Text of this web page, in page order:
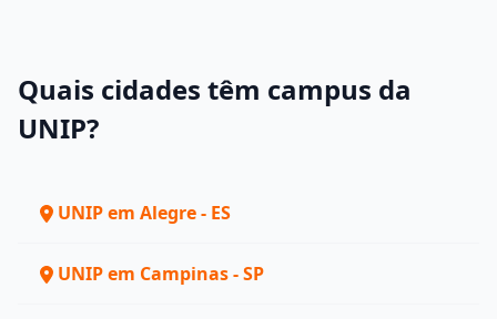
Quais cidades têm campus da
UNIP?
UNIP em Alegre - ES
UNIP em Campinas - SP